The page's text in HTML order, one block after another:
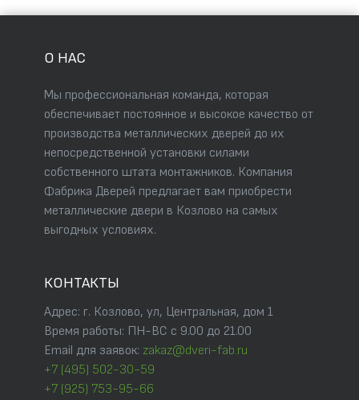
О НАС
Мы профессиональная команда, которая
обеспечивает постоянное и высокое качество от
производства металлических дверей до их
непосредственной установки силами
собственного штата монтажников. Компания
Фабрика Дверей предлагает вам приобрести
металлические двери в Козлово на самых
выгодных условиях.
КОНТАКТЫ
Адрес: г. Козлово, ул, Центральная, дом 1
Время работы: ПН-ВС с 9.00 до 21.00
Email для заявок: zakaz@dveri-fab.ru
+7 (495) 502-30-59
+7 (925) 753-95-66